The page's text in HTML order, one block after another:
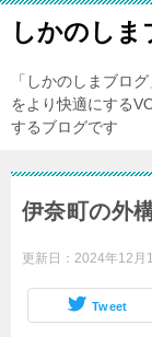
しかのしま
「しかのしまブロ
をより快適にする
するブログです
伊奈町の外
更新日： 2024年12月
Tweet